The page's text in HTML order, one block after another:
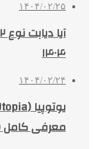
۱۴۰۴/۰۲/۲۵
۱۴۰۴
۱۴۰۴/۰۲/۲۴
معرفی کامل UUSD + آموزش خرید از مهران بیت